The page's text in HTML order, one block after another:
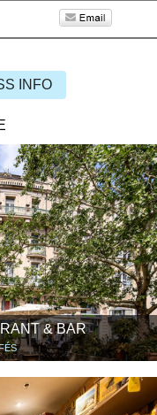
INFO
& BAR